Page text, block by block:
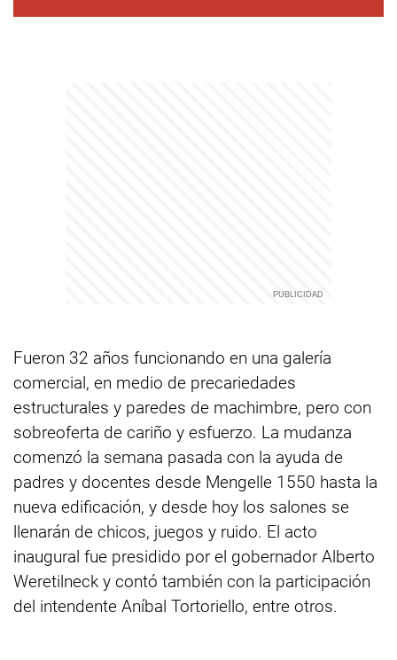
Fueron 32 años funcionando en una galería
comercial, en medio de precariedades
estructurales y paredes de machimbre, pero con
sobreoferta de cariño y esfuerzo. La mudanza
comenzó la semana pasada con la ayuda de
padres y docentes desde Mengelle 1550 hasta la
nueva edificación, y desde hoy los salones se
llenarán de chicos, juegos y ruido. El acto
inaugural fue presidido por el gobernador Alberto
Weretilneck y contó también con la participación
del intendente Aníbal Tortoriello, entre otros.